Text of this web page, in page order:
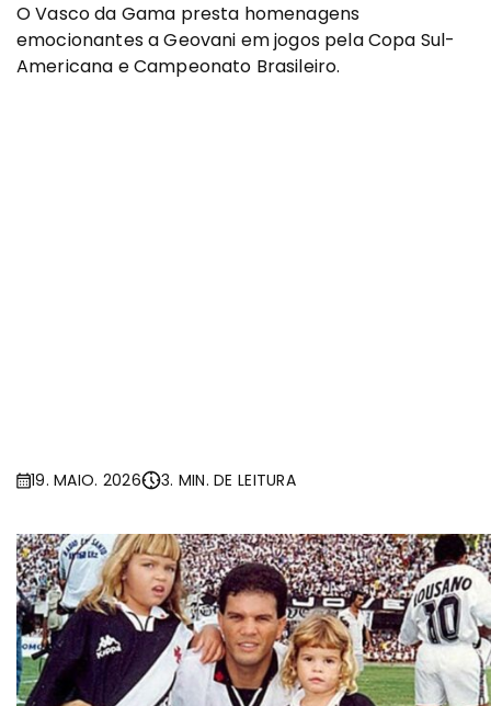
O Vasco da Gama presta homenagens
emocionantes a Geovani em jogos pela Copa Sul-
Americana e Campeonato Brasileiro.
19. MAIO. 2026 3. MIN. DE LEITURA